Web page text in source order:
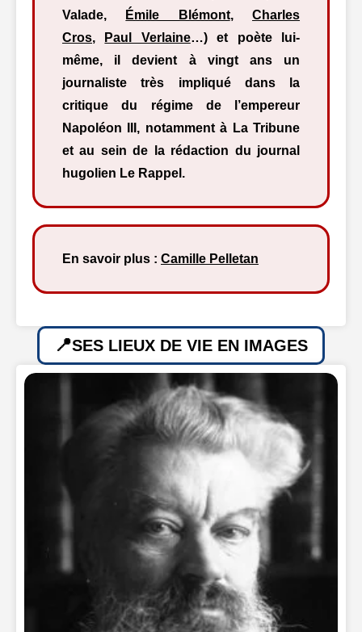
Valade,
Émile Blémont,Charles
Cros, Paul Verlaine…) et poète lui-
même, il devient à vingt ans un
journaliste très impliqué dans la
critique du régime de l’empereur
Napoléon III, notamment à La Tribune
et au sein de la rédaction du journal
hugolien Le Rappel.
En savoir plus : Camille Pelletan
SES LIEUX DE VIE EN IMAGES